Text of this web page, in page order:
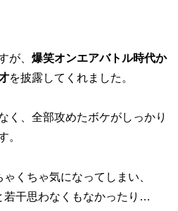
が、 爆笑オンエアバトル時代か
を披露してくれました。
く、全部攻めたボケがしっかり
。
くちゃ気になってしまい、
若干思わなくもなかったり…